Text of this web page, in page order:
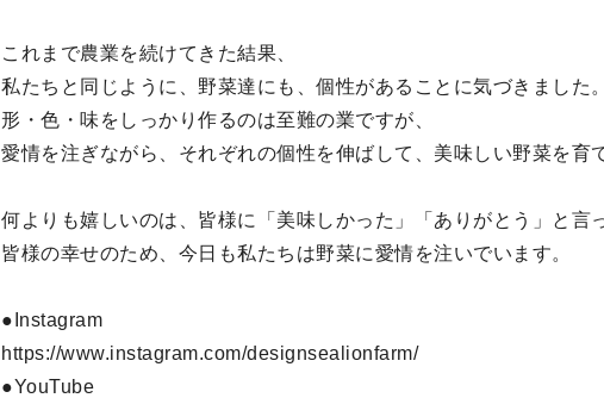
これまで農業を続けてきた結果、
私たちと同じように、野菜達にも、個性があることに気づきました。
形・色・味をしっかり作るのは至難の業ですが、
愛情を注ぎながら、それぞれの個性を伸ばして、美味しい野菜を育
何よりも嬉しいのは、皆様に「美味しかった」「ありがとう」と言
皆様の幸せのため、今日も私たちは野菜に愛情を注いでいます。
●Instagram
https://www.instagram.com/designsealionfarm/
●YouTube